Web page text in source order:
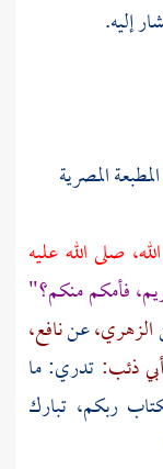
إليه.
صلى الله عليه
فأمكم منكم؟"
الزهري،عننافع،
ذئب: تدري: ما
ربكم، تبارك